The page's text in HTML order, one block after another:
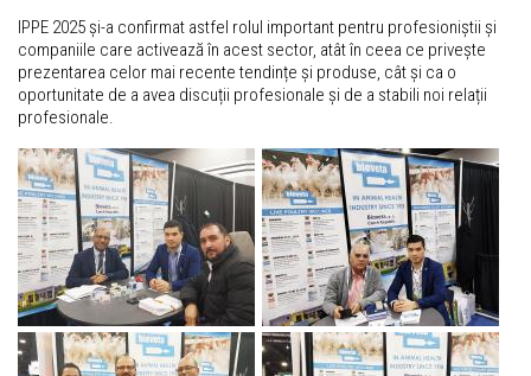
IPPE 2025 și-a confirmat astfel rolul important pentru profesioniștii și
companiile care activează în acest sector, atât în ceea ce privește
prezentarea celor mai recente tendințe și produse, cât și ca o
oportunitate de a avea discuții profesionale și de a stabili noi relații
profesionale.